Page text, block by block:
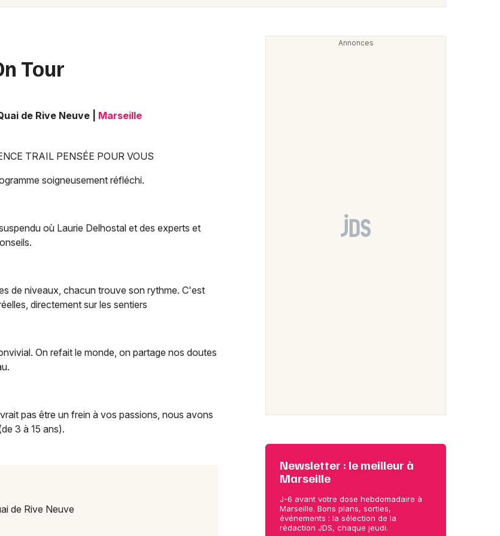
Sorties famille
Sorties & loisirs
Courses en Provence-Alpes-Côte-
d'Azur
Artistes en tournée
Mulhouse
Nice
Toulouse
Toutes les villes
Tour
de Rive Neuve
Marseille
TRAIL PENSÉE POUR VOUS
soigneusement réfléchi.
où Laurie Delhostal et des experts et
de niveaux, chacun trouve son rythme. C'est
directement sur les sentiers
On refait le monde, on partage nos doutes
pas être un frein à vos passions, nous avons
3 à 15 ans).
de Rive Neuve
Newsletter : le meilleur à
Marseille
J-6 avant votre dose hebdomadaire à
Marseille. Bons plans, sorties,
événements : la sélection de la
rédaction JDS, chaque jeudi.